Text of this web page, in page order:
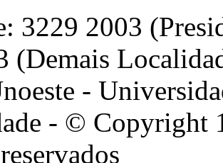
3229 2003
(Demais
-
- © Copyright